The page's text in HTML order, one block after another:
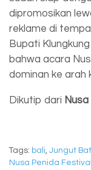
dipromosikan
reklame di
Bupati
bahwa acara
dominan ke arah
Dikutip dari
Tags: bali, Jungut
Nusa Penida Festival